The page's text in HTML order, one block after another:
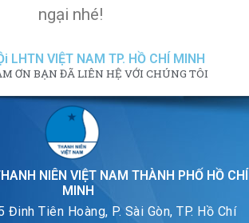
ngại nhé!
LHTN VIỆT NAM TP. HỒ CHÍ MINH
ƠN BẠN ĐÃ LIÊN HỆ VỚI CHÚNG TÔI
NIÊN VIỆT NAM THÀNH PHỐ HỒ CHÍ
MINH
Đinh Tiên Hoàng, P. Sài Gòn, TP. Hồ Chí